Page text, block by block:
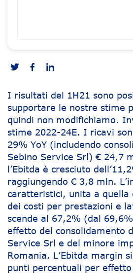
I risultati del 1H21 sono
supportare le nostre stime
quindi non modifichiamo.
stime 2022-24E. I ricavi
29% YoY (includendo
Sebino Service Srl) € 24,7
l’Ebitda è cresciuto
raggiungendo € 3,8 mln.
caratteristici, unita a quella
dei costi per prestazioni e
scende al 67,2% (dal
effetto del consolidamento
Service Srl e del minore
Romania. L’Ebitda margin
punti percentuali per